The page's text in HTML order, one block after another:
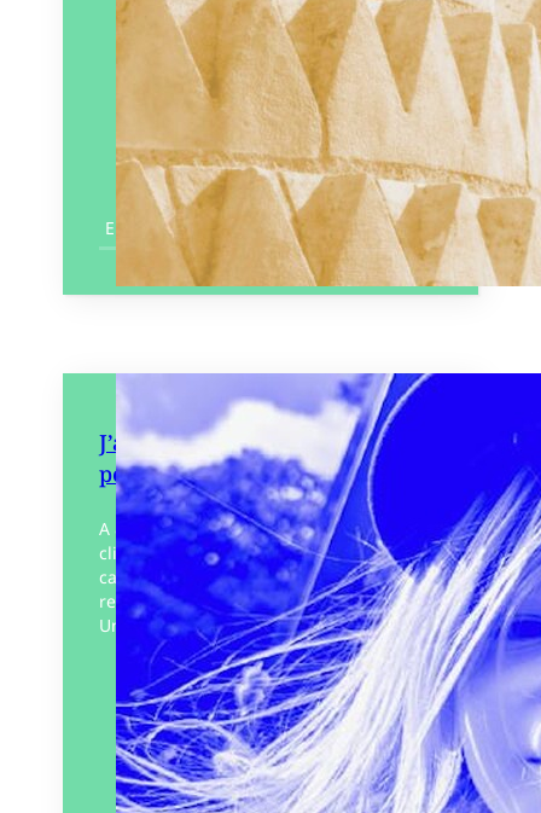
En savoir plus
J’ai 13 ans, le futur ? Même pas
peur !
A 8 ans, César prend « sa claque
climatique ». Il découvre l’ampleur de la
catastrophe et pleure. Avec ses parents, il
regarde des vidéos pour comprendre.
Un…
Éditeur :La Mer salée
Paru le05/06/2026